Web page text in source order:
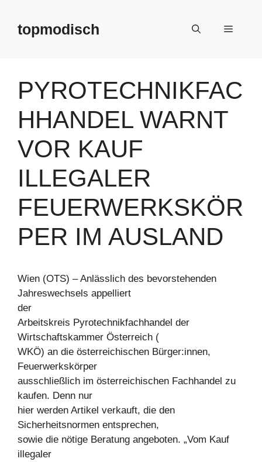
springentopmodisch Menü
PYROTECHNIKFAC
HHANDEL WARNT
VOR KAUF
ILLEGALER
FEUERWERKSKÖR
PER IM AUSLAND
Wien (OTS) – Anlässlich des bevorstehenden
Jahreswechsels appelliert
der
Arbeitskreis Pyrotechnikfachhandel der
Wirtschaftskammer Österreich (
WKÖ) an die österreichischen Bürger:innen,
Feuerwerkskörper
ausschließlich im österreichischen Fachhandel zu
kaufen. Denn nur
hier werden Artikel verkauft, die den
Sicherheitsnormen entsprechen,
sowie die nötige Beratung angeboten. „Vom Kauf
illegaler